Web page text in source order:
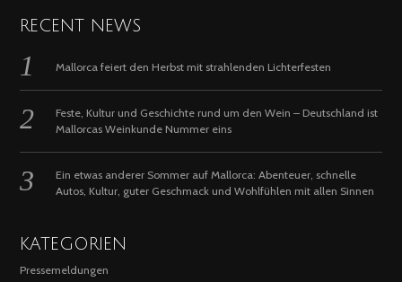
RECENT NEWS
Mallorca feiert den Herbst mit strahlenden Lichterfesten
Feste, Kultur und Geschichte rund um den Wein – Deutschland ist
Mallorcas Weinkunde Nummer eins
Ein etwas anderer Sommer auf Mallorca: Abenteuer, schnelle
Autos, Kultur, guter Geschmack und Wohlfühlen mit allen Sinnen
KATEGORIEN
Pressemeldungen